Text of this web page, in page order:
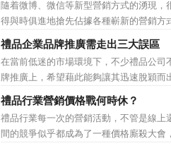
產、庫存、流通和資金等各個環節的效率
動態性、社...
隨着微博、微信等新型營銷方式的湧現，
得與時俱進地搶先佔據各種嶄新的營銷方
的營銷軀殼，卻沒有掌握營銷的靈魂。要
價值不是將品牌鋪設到消費者眼前，而是
心裡 與消費者的心理距離的拉近，並
情，需要做好持...
禮品企業品牌推廣需走出三大誤區
在當前低迷的市場環境下，不少禮品公司
牌推廣上，希望藉此能夠讓其迅速脫穎而
廣的營銷管理思路上，也有許多禮品企業
無法自拔，這其中，最為常見的誤區有
楚品牌到底在表達什麼 很多禮品企業
不知道到...
禮品行業營銷價格戰何時休？
禮品行業每一次的營銷活動，不管是線上
間的競爭似乎都成為了一種價格廝殺大會